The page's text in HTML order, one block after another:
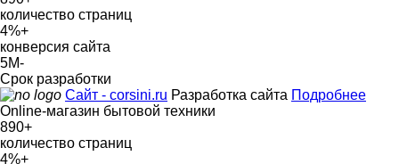
количество страниц
4%+
конверсия сайта
5М-
Срок разработки
Сайт - corsini.ru Разработка сайта Подробнее
Online-магазин бытовой техники
890+
количество страниц
4%+